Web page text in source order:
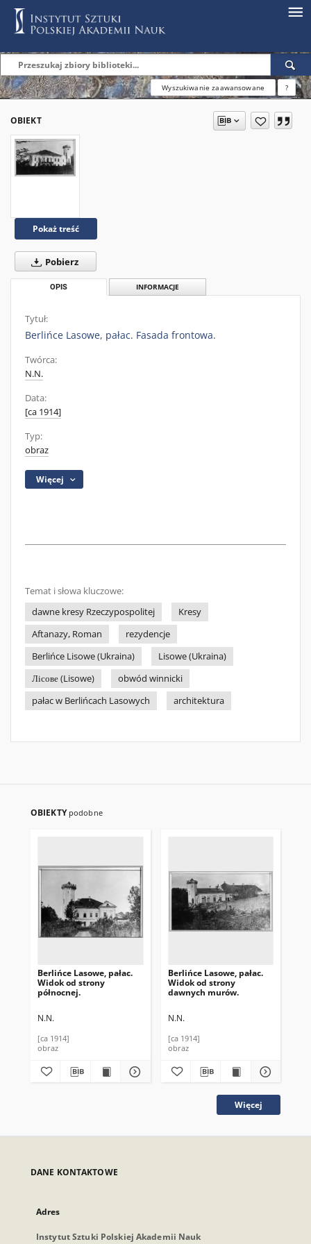
Wyszukiwanie zaawansowane ?
OBIEKT
Pokaż treść
Pobierz
OPIS INFORMACJE
Tytuł:
Berlińce Lasowe, pałac. Fasada frontowa.
Twórca:
N.N.
Data:
[ca 1914]
Typ:
obraz
Więcej
Temat i słowa kluczowe:
dawne kresy Rzeczypospolitej
Kresy
Aftanazy, Roman
rezydencje
Berlińce Lisowe (Ukraina)
Lisowe (Ukraina)
Лісове (Lisowe)
obwód winnicki
pałac w Berlińcach Lasowych
architektura
OBIEKTY podobne
Berlińce Lasowe, pałac.
Widok od strony
północnej.
N.N.
[ca 1914]
obraz
Berlińce Lasowe, pałac.
Widok od strony
dawnych murów.
N.N.
[ca 1914]
obraz
Więcej
DANE KONTAKTOWE
Adres
Instytut Sztuki Polskiej Akademii Nauk